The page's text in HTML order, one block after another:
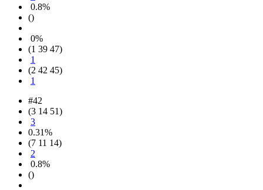
0.8%
()
0%
(1 39 47)
1
(2 42 45)
1
#42
(3 14 51)
3
0.31%
(7 11 14)
2
0.8%
()